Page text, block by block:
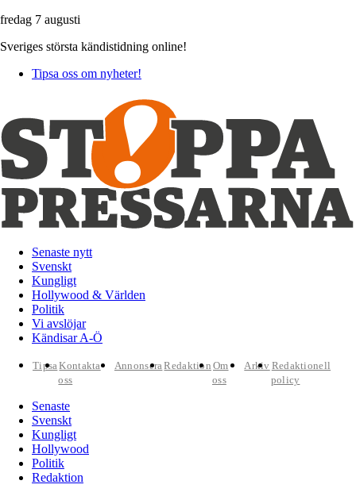
fredag 7 augusti
Sveriges största kändistidning online!
Tipsa oss om nyheter!
Senaste nytt
Svenskt
Kungligt
Hollywood & Världen
Politik
Vi avslöjar
Kändisar A-Ö
TipsaKontakta
oss
AnnonseraRedaktion Om
oss
Arkiv Redaktionell
policy
Senaste
Svenskt
Kungligt
Hollywood
Politik
Redaktion